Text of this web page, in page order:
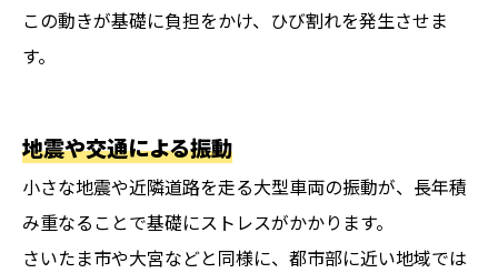
この動きが基礎に負担をかけ、ひび割れを発生させま
す。
地震や交通による振動
小さな地震や近隣道路を走る大型車両の振動が、長年積
み重なることで基礎にストレスがかかります。
さいたま市や大宮などと同様に、都市部に近い地域では